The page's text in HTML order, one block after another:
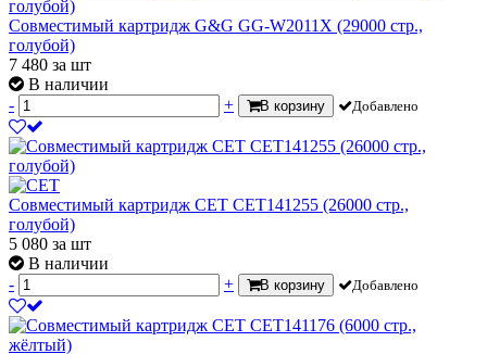
Совместимый картридж G&G GG-W2011X (29000 стр.,
голубой)
7 480 за шт
В наличии
-
+ В корзину Добавлено
Совместимый картридж CET CET141255 (26000 стр.,
голубой)
5 080 за шт
В наличии
-
+ В корзину Добавлено